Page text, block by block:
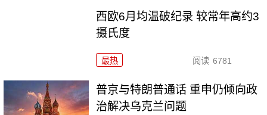
西欧6月均温破纪录 较常年高约3
摄氏度
最热 阅读 6781
普京与特朗普通话 重申仍倾向政
治解决乌克兰问题